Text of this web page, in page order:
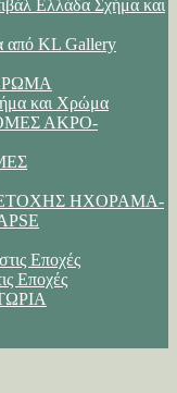
Ελλάδα Σχήμα και
από KL Gallery
και Χρώμα
ΑΚΡΟ-
ΗΧΟΡΑΜΑ-
Εποχές
Εποχές